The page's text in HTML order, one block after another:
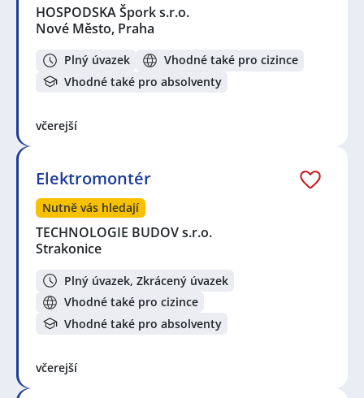
HOSPODSKA Špork s.r.o.
Nové Město, Praha
Plný úvazek
Vhodné také pro cizince
Vhodné také pro absolventy
včerejší
Elektromontér
Nutně vás hledají
TECHNOLOGIE BUDOV s.r.o.
Strakonice
Plný úvazek, Zkrácený úvazek
Vhodné také pro cizince
Vhodné také pro absolventy
včerejší